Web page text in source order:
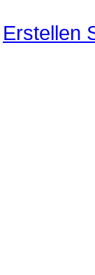
Erstellen